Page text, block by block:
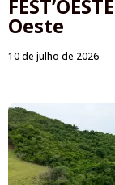
Oeste
10 de julho de 2026